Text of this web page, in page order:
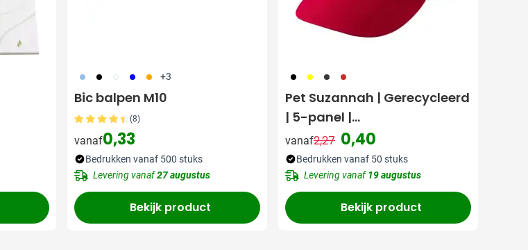
363 001 002 005 007 +3
Bic balpen M10
(8)
vanaf0,33
Bedrukken vanaf 500 stuks
Levering vanaf27 augustus
Bekijk product
001 006 007 008
Pet Suzannah | Gerecycleerd
| 5-panel |
Drukknoopsluiting
vanaf
Normale prijs
2,27 0,40
Bedrukken vanaf 50 stuks
Levering vanaf19 augustus
Bekijk product